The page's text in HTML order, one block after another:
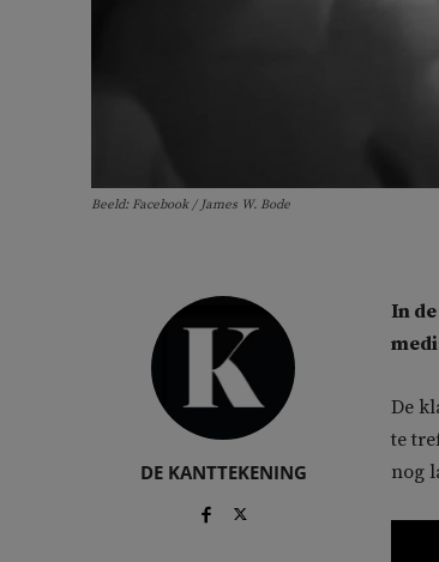
Beeld: Facebook / James W. Bode
DE KANTTEKENING
In
De
te
nog